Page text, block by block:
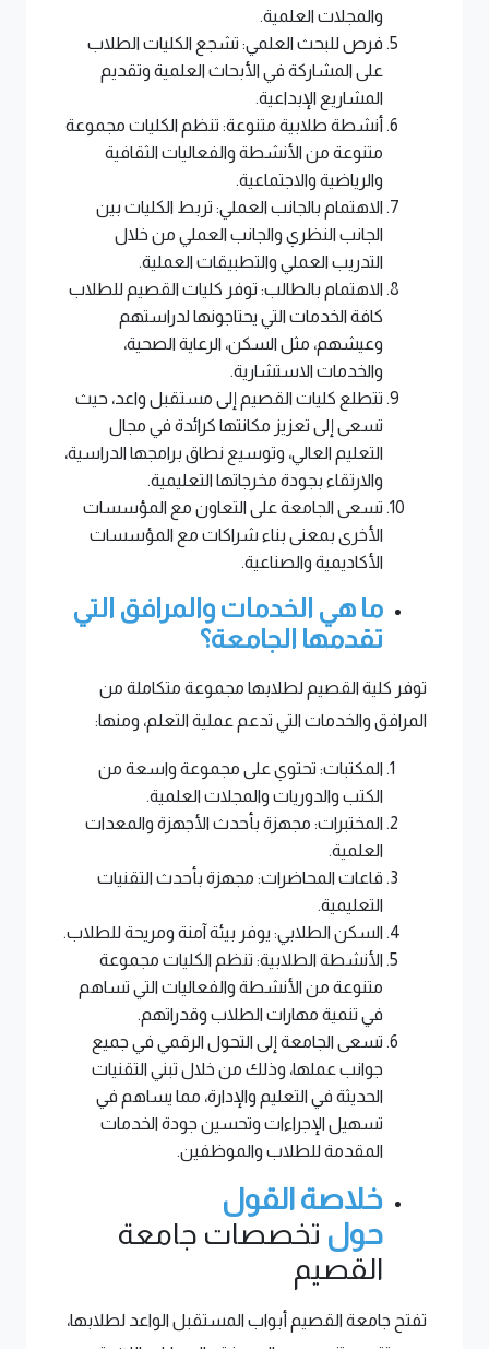
والمجلات العلمية.
فرص للبحث العلمي: تشجع الكليات الطلاب
على المشاركة في الأبحاث العلمية وتقديم
المشاريع الإبداعية.
أنشطة طلابية متنوعة: تنظم الكليات مجموعة
متنوعة من الأنشطة والفعاليات الثقافية
والرياضية والاجتماعية.
الاهتمام بالجانب العملي: تربط الكليات بين
الجانب النظري والجانب العملي من خلال
التدريب العملي والتطبيقات العملية.
الاهتمام بالطالب: توفر كليات القصيم للطلاب
كافة الخدمات التي يحتاجونها لدراستهم
وعيشهم، مثل السكن، الرعاية الصحية،
والخدمات الاستشارية.
تتطلع كليات القصيم إلى مستقبل واعد، حيث
تسعى إلى تعزيز مكانتها كرائدة في مجال
التعليم العالي، وتوسيع نطاق برامجها الدراسية،
والارتقاء بجودة مخرجاتها التعليمية.
تسعى الجامعة على التعاون مع المؤسسات
الأخرى بمعنى بناء شراكات مع المؤسسات
الأكاديمية والصناعية.
ما هي الخدمات والمرافق التي
تقدمها الجامعة؟
توفر كلية القصيم لطلابها مجموعة متكاملة من
المرافق والخدمات التي تدعم عملية التعلم، ومنها:
المكتبات: تحتوي على مجموعة واسعة من
الكتب والدوريات والمجلات العلمية.
المختبرات: مجهزة بأحدث الأجهزة والمعدات
العلمية.
قاعات المحاضرات: مجهزة بأحدث التقنيات
التعليمية.
السكن الطلابي: يوفر بيئة آمنة ومريحة للطلاب.
الأنشطة الطلابية: تنظم الكليات مجموعة
متنوعة من الأنشطة والفعاليات التي تساهم
في تنمية مهارات الطلاب وقدراتهم.
تسعى الجامعة إلى التحول الرقمي في جميع
جوانب عملها، وذلك من خلال تبني التقنيات
الحديثة في التعليم والإدارة، مما يساهم في
تسهيل الإجراءات وتحسين جودة الخدمات
المقدمة للطلاب والموظفين.
خلاصة القول
حول تخصصات جامعة
القصيم
تفتح جامعة القصيم أبواب المستقبل الواعد لطلابها،